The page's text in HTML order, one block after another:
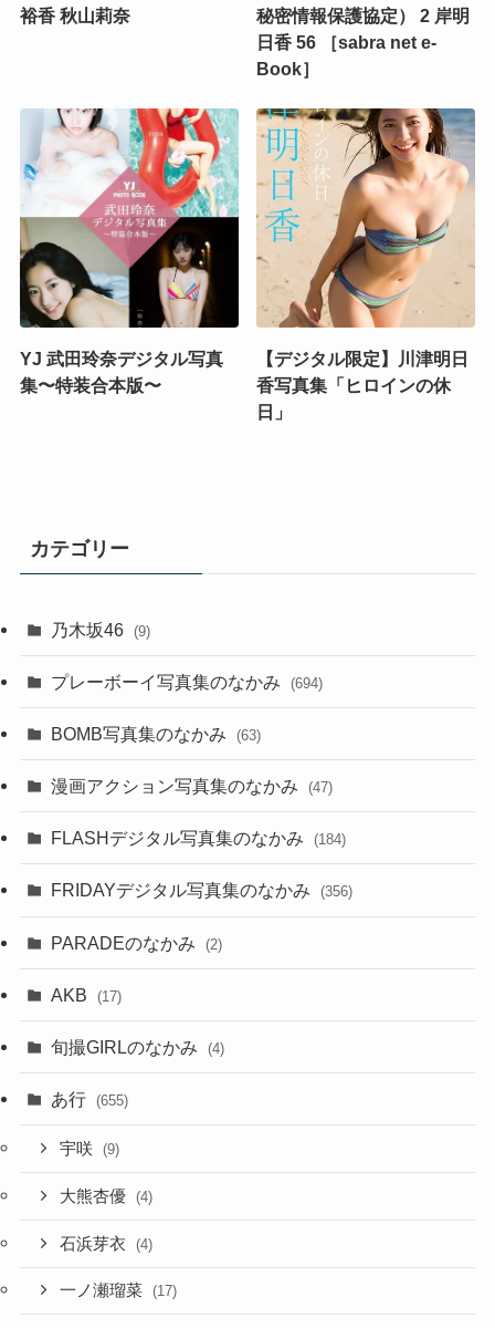
裕香 秋山莉奈
秘密情報保護協定） 2 岸明
日香 56 ［sabra net e-
Book］
YJ 武田玲奈デジタル写真
集〜特装合本版〜
【デジタル限定】川津明日
香写真集「ヒロインの休
日」
カテゴリー
乃木坂46 (9)
プレーボーイ写真集のなかみ (694)
BOMB写真集のなかみ (63)
漫画アクション写真集のなかみ (47)
FLASHデジタル写真集のなかみ (184)
FRIDAYデジタル写真集のなかみ (356)
PARADEのなかみ (2)
AKB (17)
旬撮GIRLのなかみ (4)
あ行 (655)
宇咲 (9)
大熊杏優 (4)
石浜芽衣 (4)
一ノ瀬瑠菜 (17)